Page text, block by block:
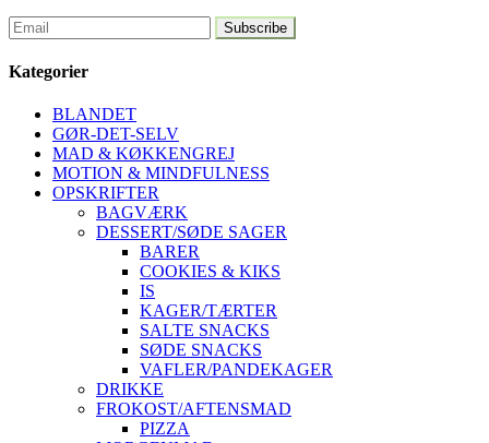
Kategorier
BLANDET
GØR-DET-SELV
MAD & KØKKENGREJ
MOTION & MINDFULNESS
OPSKRIFTER
BAGVÆRK
DESSERT/SØDE SAGER
BARER
COOKIES & KIKS
IS
KAGER/TÆRTER
SALTE SNACKS
SØDE SNACKS
VAFLER/PANDEKAGER
DRIKKE
FROKOST/AFTENSMAD
PIZZA